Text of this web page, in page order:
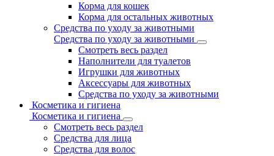
Корма для кошек
Корма для остальных животных
Средства по уходу за животными
Средства по уходу за животными
Смотреть весь раздел
Наполнители для туалетов
Игрушки для животных
Аксессуары для животных
Средства по уходу за животными
Косметика и гигиена
Косметика и гигиена
Смотреть весь раздел
Средства для лица
Средства для волос